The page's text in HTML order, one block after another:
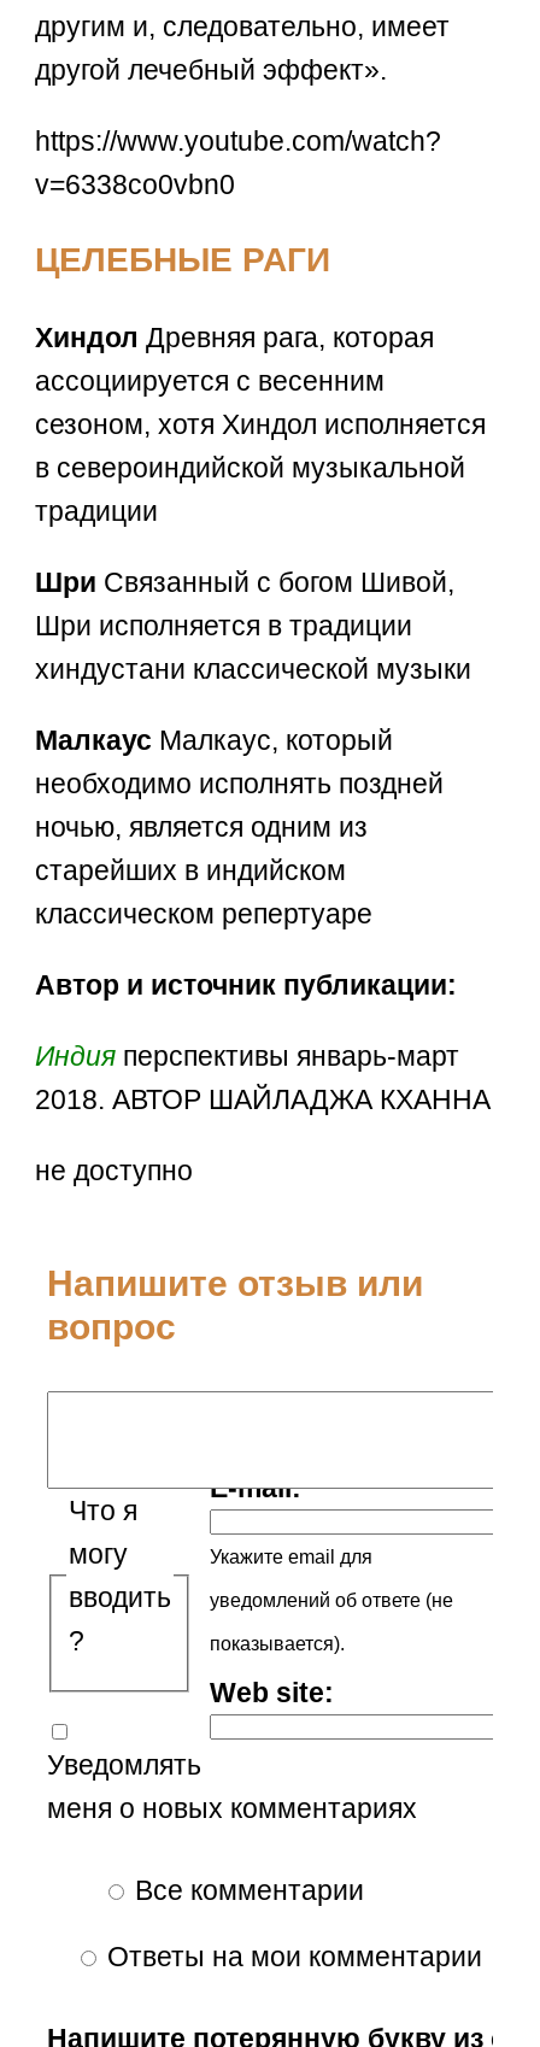
другим и, следовательно, имеет
другой лечебный эффект».
https://www.youtube.com/watch?
v=6338co0vbn0
ЦЕЛЕБНЫЕ РАГИ
ХиндолДревняя рага, которая
ассоциируется с весенним
сезоном, хотя Хиндол исполняется
в североиндийской музыкальной
традиции
Шри Связанный с богом Шивой,
Шри исполняется в традиции
хиндустани классической музыки
Малкаус Малкаус, который
необходимо исполнять поздней
ночью, является одним из
старейших в индийском
классическом репертуаре
Автор и источник публикации:
Индия перспективы январь-март
2018. АВТОР ШАЙЛАДЖА КХАННА
не доступно
Напишите отзыв или
вопрос
E-mail:
Укажите email для
уведомлений об ответе (не
показывается).
Web site:
Что я
могу
вводить
?
Уведомлять
меня о новых комментариях
Все комментарии
Ответы на мои комментарии
Напишите потерянную букву из